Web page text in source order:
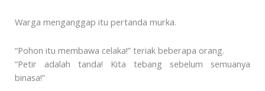
Warga menganggap itu pertanda murka.
“Pohon itu membawa celaka!” teriak beberapa orang.
“Petir adalah tanda! Kita tebang sebelum semuanya
binasa!”